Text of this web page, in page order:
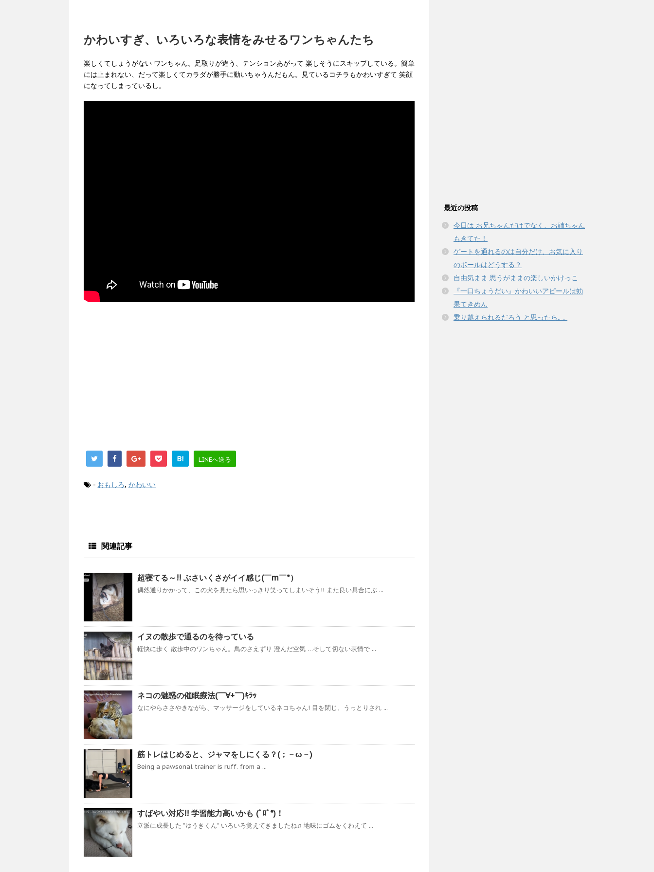
かわいすぎ、いろいろな表情をみせるワンちゃんたち
楽しくてしょうがない ワンちゃん。足取りが違う、テンションあがって 楽しそうにスキップしている。簡単
には止まれない、だって楽しくてカラダが勝手に動いちゃうんだもん。見ているコチラもかわいすぎて 笑顔
になってしまっているし。
B! LINEへ送る
- おもしろ, かわいい
関連記事
超寝てる～!! ぶさいくさがイイ感じ(￣m￣*）
偶然通りかかって、この犬を見たら思いっきり笑ってしまいそう!! また良い具合にぶ ...
イヌの散歩で通るのを待っている
軽快に歩く 散歩中のワンちゃん。鳥のさえずり 澄んだ空気 …そして切ない表情で ...
ネコの魅惑の催眠療法(￣∀+￣)ｷﾗｯ
なにやらささやきながら、マッサージをしているネコちゃん! 目を閉じ、うっとりされ ...
筋トレはじめると、ジャマをしにくる？(；－ω－)
Being a pawsonal trainer is ruff. from a ...
すばやい対応!! 学習能力高いかも (ﾟﾛﾟ*)！
立派に成長した ”ゆうきくん” いろいろ覚えてきましたね♫ 地味にゴムをくわえて ...
最近の投稿
今日は お兄ちゃんだけでなく、お姉ちゃん
もきてた！
ゲートを通れるのは自分だけ、お気に入り
のボールはどうする？
自由気まま 思うがままの楽しいかけっこ
『一口ちょうだい』かわいいアピールは効
果てきめん
乗り越えられるだろう と思ったら..．